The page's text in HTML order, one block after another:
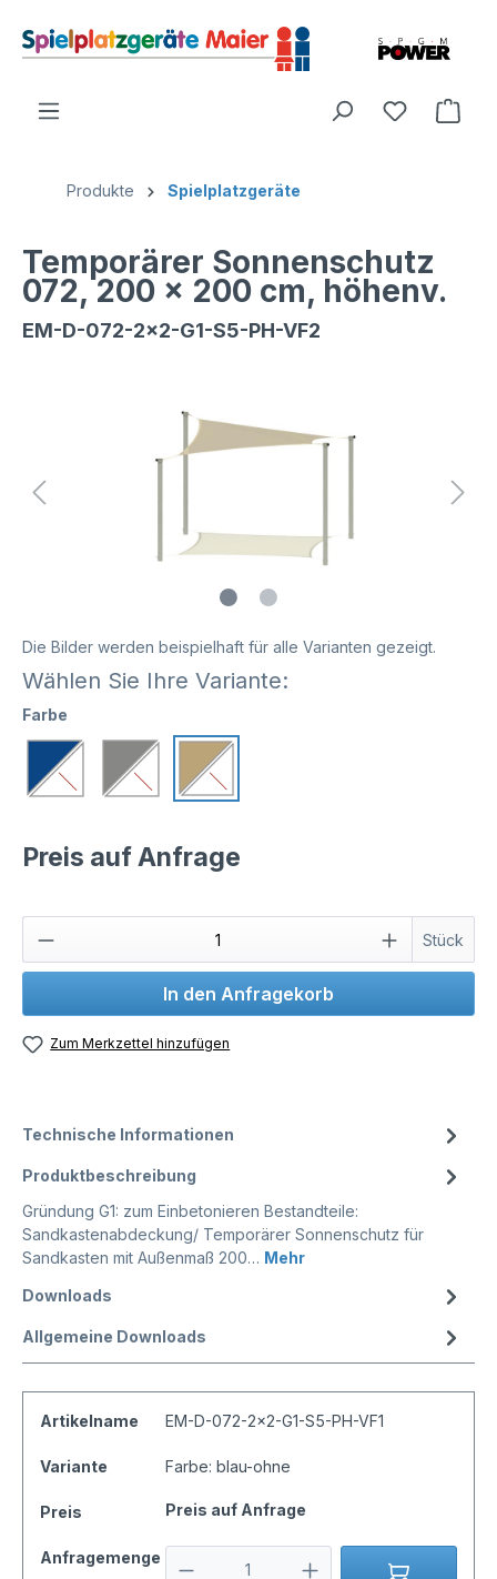
Produkte Spielplatzgeräte
Temporärer Sonnenschutz
072, 200 x 200 cm, höhenv.
EM-D-072-2x2-G1-S5-PH-VF2
Die Bilder werden beispielhaft für alle Varianten gezeigt.
Wählen Sie Ihre Variante:
Farbe
Preis auf Anfrage
Stück
In den Anfragekorb
Zum Merkzettel hinzufügen
Technische Informationen
Produktbeschreibung
Gründung G1: zum Einbetonieren Bestandteile:
Sandkastenabdeckung/ Temporärer Sonnenschutz für
Sandkasten mit Außenmaß 200… Mehr
Downloads
Allgemeine Downloads
Artikelname EM-D-072-2x2-G1-S5-PH-VF1
Variante Farbe: blau-ohne
Preis Preis auf Anfrage
Anfragemenge